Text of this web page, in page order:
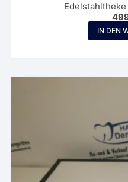
Edelstahltheke
IN DEN